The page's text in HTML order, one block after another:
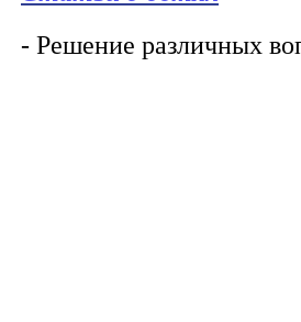
- Решение различных